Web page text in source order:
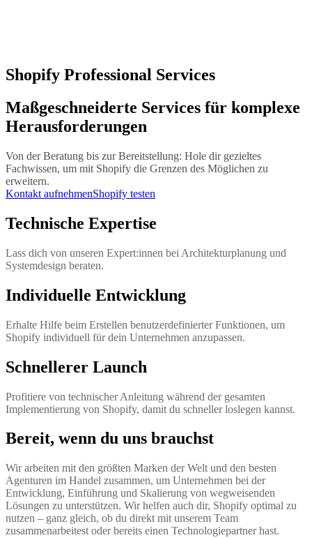
Shopify Professional Services
Maßgeschneiderte Services für komplexe
Herausforderungen
Von der Beratung bis zur Bereitstellung: Hole dir gezieltes
Fachwissen, um mit Shopify die Grenzen des Möglichen zu
erweitern.
Kontakt aufnehmenShopify testen
Technische Expertise
Lass dich von unseren Expert:innen bei Architekturplanung und
Systemdesign beraten.
Individuelle Entwicklung
Erhalte Hilfe beim Erstellen benutzerdefinierter Funktionen, um
Shopify individuell für dein Unternehmen anzupassen.
Schnellerer Launch
Profitiere von technischer Anleitung während der gesamten
Implementierung von Shopify, damit du schneller loslegen kannst.
Bereit, wenn du uns brauchst
Wir arbeiten mit den größten Marken der Welt und den besten
Agenturen im Handel zusammen, um Unternehmen bei der
Entwicklung, Einführung und Skalierung von wegweisenden
Lösungen zu unterstützen. Wir helfen auch dir, Shopify optimal zu
nutzen – ganz gleich, ob du direkt mit unserem Team
zusammenarbeitest oder bereits einen Technologiepartner hast.